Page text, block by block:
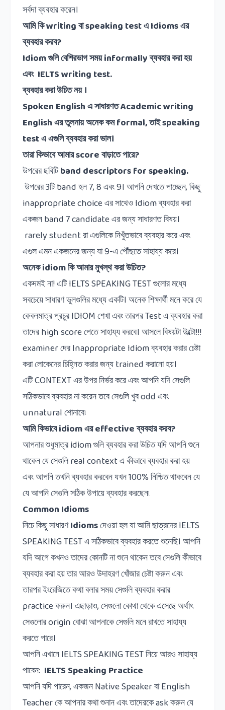
সর্বদা ব্যবহার করেন।
আমিকিwritingবাspeaking testএIdiomsএর
ব্যবহারকরব?
Idiomগুলিবেশিরভাগসময়informallyব্যবহারকরাহয়
এবং IELTS writing test.
ব্যবহারকরাউচিতনয় ।
Spoken EnglishএসাধারণতAcademic writing
Englishএরতুলনায়অনেককমformal,তাইspeaking
testএএগুলিব্যবহারকরাভাল।
তারাকিভাবেআমারscoreবাড়াতেপারে?
উপরের ছবিটিband descriptors for speaking.
উপরের3টিbandহল7, 8এবং9। আপনি দেখতে পাচ্ছেন,কিছু
inappropriate choiceএর সাথেও Idiomব্যবহার করা
একজনband 7 candidateএর জন্য সাধারণত বিষয়।
rarely studentরা এগুলিকে নিখুঁতভাবে ব্যবহার করে এবং
এগুল এমন একজনের জন্য যা9-এ পৌঁছতে সাহায্য করে।
অনেকidiomকিআমারমুখস্থকরাউচিত?
একদমই না!এটিIELTS SPEAKING TESTগুলোর মধ্যে
সবচেয়ে সাধারণ ভুলগুলির মধ্যে একটি। অনেক শিক্ষার্থী মনে করে যে
কেবলমাত্র প্রচুরIDIOMশেখা এবং তারপরTestএ ব্যবহার করা
তাদেরhigh scoreপেতে সাহায্য করবে। আসলে বিষয়টা উল্টো!!!
examinerদেরInappropriate Idiomব্যবহার করার চেষ্টা
করা লোকেদের চিহ্নিত করার জন্যtrainedকরানো হয়।
এটিCONTEXTএর উপর নির্ভর করে এবং আপনি যদি সেগুলি
সঠিকভাবে ব্যবহার না করেন তবে সেগুলি খুবoddএবং
unnaturalশোনাবে৷
আমিকিভাবেidiomএরeffectiveব্যবহারকরব?
আপনার শুধুমাত্রidiomগুলি ব্যবহার করা উচিত যদি আপনি শুনে
থাকেন যে সেগুলিreal contextএ কীভাবে ব্যবহার করা হয়
এবং আপনি তখনি ব্যবহার করবেন যখন100%নিশ্চিত থাকবেন যে
যে আপনি সেগুলি সঠিক উপায়ে ব্যবহার করছেন৷
Common Idioms
নিচে কিছু সাধারণIdiomsদেওয়া হল যা আমি ছাত্রদেরIELTS
SPEAKING TESTএ সঠিকভাবে ব্যবহার করতে শুনেছি। আপনি
যদি আগে কখনও তাদের কোনটি না শুনে থাকেন তবে সেগুলি কীভাবে
ব্যবহার করা হয় তার আরও উদাহরণ খোঁজার চেষ্টা করুন এবং
তারপর ইংরেজিতে কথা বলার সময় সেগুলি ব্যবহার করার
practiceকরুন। এছাড়াও,সেগুলো কোথা থেকে এসেছে অর্থাৎ
সেগুলোরoriginবোঝা আপনাকে সেগুলি মনে রাখতে সাহায্য
করতে পারে।
আপনিএখানেIELTS SPEAKING TESTনিয়েআরওসাহায্য
পাবেন: IELTS Speaking Practice
আপনি যদি পারেন,একজনNative SpeakerবাEnglish
Teacherকে আপনার কথা শুনান এবং তাদেরকেaskকরুন যে